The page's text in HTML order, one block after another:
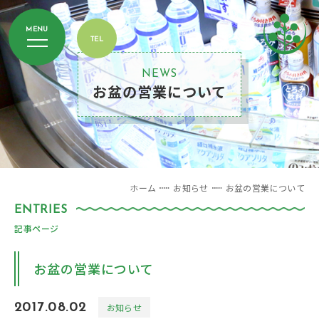
NEWS
お盆の営業について
ホーム お知らせ お盆の営業について
記事ページ
お盆の営業について
2017.08.02 お知らせ